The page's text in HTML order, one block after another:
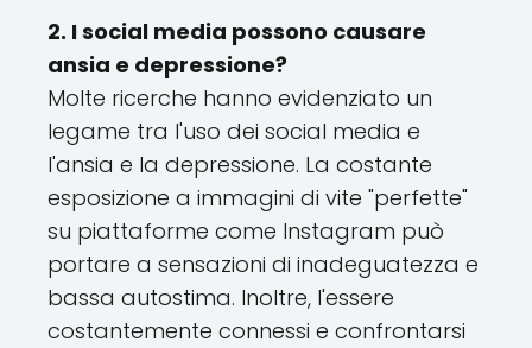
2. I social media possono causare
ansia e depressione?
Molte ricerche hanno evidenziato un
legame tra l'uso dei social media e
l'ansia e la depressione. La costante
esposizione a immagini di vite "perfette"
su piattaforme come Instagram può
portare a sensazioni di inadeguatezza e
bassa autostima. Inoltre, l'essere
costantemente connessi e confrontarsi